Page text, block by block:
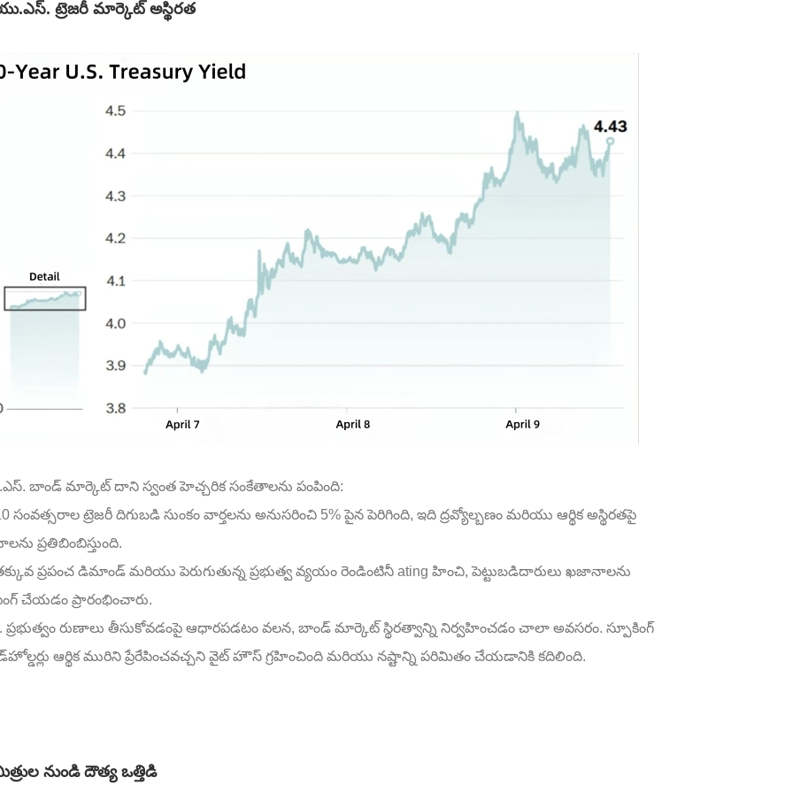
ట్రెజరీ మార్కెట్ అస్థిరత
బాండ్ మార్కెట్ దాని స్వంత హెచ్చరిక సంకేతాలను పంపింది:
సంవత్సరాల ట్రెజరీ దిగుబడి సుంకం వార్తలను అనుసరించి 5% పైన పెరిగింది, ఇది ద్రవ్యోల్బణం మరియు ఆర్థిక అస్థిరతపై
ప్రతిబింబిస్తుంది.
ప్రపంచ డిమాండ్ మరియు పెరుగుతున్న ప్రభుత్వ వ్యయం రెండింటినీ ating హించి, పెట్టుబడిదారులు ఖజానాలను
చేయడం ప్రారంభించారు.
ప్రభుత్వం రుణాలు తీసుకోవడంపై ఆధారపడటం వలన, బాండ్ మార్కెట్ స్థిరత్వాన్ని నిర్వహించడం చాలా అవసరం. స్పూకింగ్
ఆర్థిక మురిని ప్రేరేపించవచ్చని వైట్ హౌస్ గ్రహించింది మరియు నష్టాన్ని పరిమితం చేయడానికి కదిలింది.
నుండి దౌత్య ఒత్తిడి